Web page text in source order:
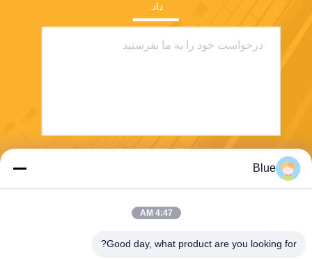
داد.
Blue
4:47 AM
Good day, what product are you looking for?